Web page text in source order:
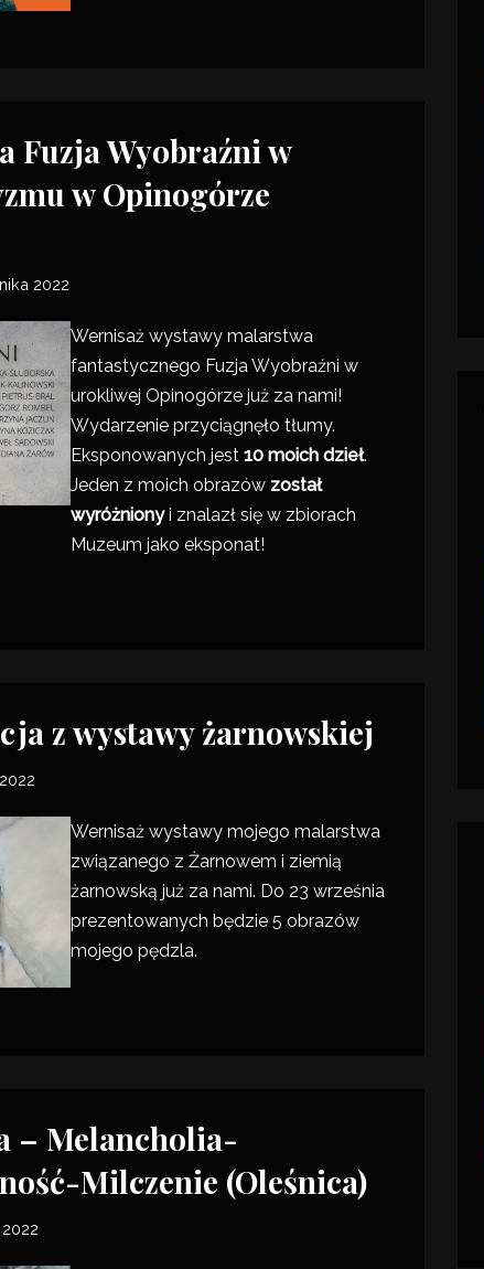
Fuzja Wyobraźni w
w Opinogórze
2022
Wernisaż wystawy malarstwa
fantastycznego Fuzja Wyobraźni w
urokliwej Opinogórze już za nami!
Wydarzenie przyciągnęło tłumy.
Eksponowanych jest 10 moich dzieł.
Jeden z moich obrazów został
wyróżnionyi znalazł się w zbiorach
Muzeum jako eksponat!
z wystawy żarnowskiej
Wernisaż wystawy mojego malarstwa
związanego z Żarnowem i ziemią
żarnowską już za nami. Do 23 września
prezentowanych będzie 5 obrazów
mojego pędzla.
– Melancholia-
Milczenie (Oleśnica)